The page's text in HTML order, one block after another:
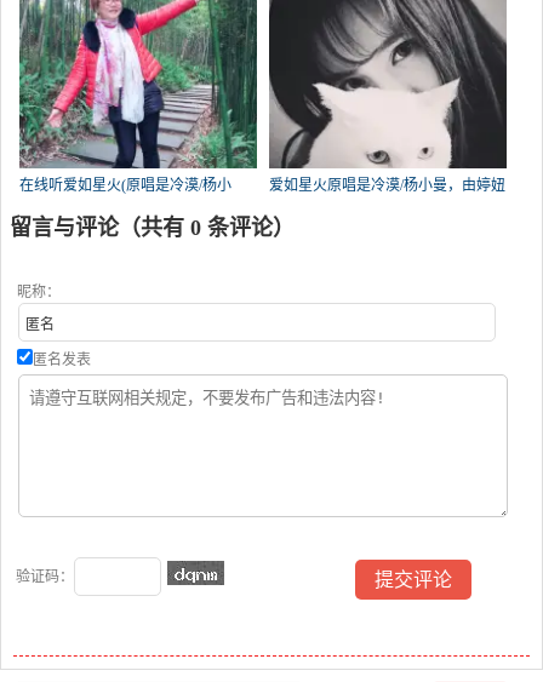
在线听爱如星火(原唱是冷漠/杨小
曼)，雪霸天下演唱点播:135次
爱如星火原唱是冷漠/杨小曼，由婷妞
翻唱(播放:126)
留言与评论（共有 0 条评论）
昵称：
匿名发表
验证码：